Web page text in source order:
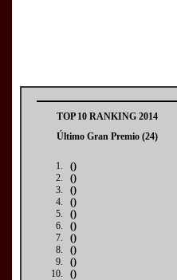
TOP 10 RANKING 2014
Último Gran Premio (24)
()
()
()
()
()
()
()
()
()
()